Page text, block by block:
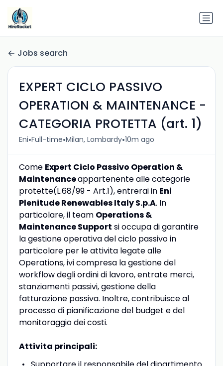
Jobs search
EXPERT CICLO PASSIVO
OPERATION & MAINTENANCE -
CATEGORIA PROTETTA (art. 1)
Eni•Full-time•Milan, Lombardy•10m ago
Come Expert Ciclo Passivo Operation &
Maintenanceappartenente alle categorie
protette(L.68/99 - Art.1), entrerai in Eni
Plenitude Renewables Italy S.p.A. In
particolare, il team Operations &
Maintenance Support si occupa di garantire
la gestione operativa del ciclo passivo in
particolare per le attivita legate alle
Operations, ivi compresa la gestione del
workflow degli ordini di lavoro, entrate merci,
stanziamenti passivi, gestione della
fatturazione passiva. Inoltre, contribuisce al
processo di pianificazione del budget e del
monitoraggio dei costi.
Attivita principali: